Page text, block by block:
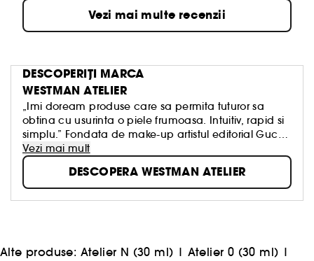
Vezi mai multe recenzii
DESCOPERIȚI MARCA
WESTMAN ATELIER
„Imi doream produse care sa permita tuturor sa
obtina cu usurinta o piele frumoasa. Intuitiv, rapid si
simplu.” Fondata de make-up artistul editorial Gucci
Westman, marca de produse cosmetice Westman
Atelier combina pigmenti de inalta performanta,
ingrediente active nutritive pentru ingrijirea pielii si
formule sigure. Rezultatul este un concept nou care
permite oricarei persoane sa-si creeze cu usurinta o
Vezi mai mult
DESCOPERA WESTMAN ATELIER
Alte produse: Atelier N (30 ml) | Atelier 0 (30 ml) |